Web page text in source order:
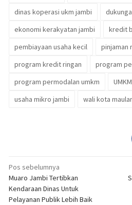
dinas koperasi ukm jambi
ekonomi kerakyatan jambi
kredit
pembiayaan usaha kecil
pinjaman
program kredit ringan
program
program permodalan umkm
usaha mikro jambi
wali kota
Navigasi
pos
Pos sebelumnya
Muaro Jambi Tertibkan
Kendaraan Dinas Untuk
Pelayanan Publik Lebih Baik